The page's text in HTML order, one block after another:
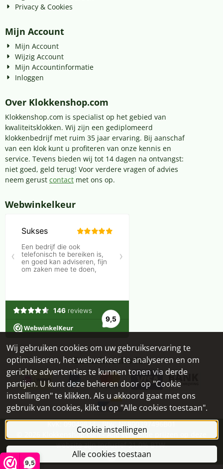
9,5
Privacy & Cookies
Mijn Account
Mijn Account
Wijzig Account
Mijn Accountinformatie
Inloggen
Over Klokkenshop.com
Klokkenshop.com is specialist op het gebied van
kwaliteitsklokken. Wij zijn een gediplomeerd
klokkenbedrijf met ruim 35 jaar ervaring. Bij aanschaf
van een klok kunt u profiteren van onze kennis en
service. Tevens bieden wij tot 14 dagen na ontvangst:
niet goed, geld terug! Voor verdere vragen of advies
neem gerust contact met ons op.
Webwinkelkeur
Betaalmethoden
KvK: 09049833 - Btw: NL800397496B01
Klokkenshop.com - Alle vermelde prijzen op deze
website zijn inclusief 21,0% BTW.
Wij gebruiken cookies om uw gebruikservaring te
optimaliseren, het webverkeer te analyseren en om
gerichte advertenties te kunnen tonen via derde
partijen. U kunt deze beheren door op "Cookie
instellingen" te klikken. Als u akkoord gaat met ons
gebruik van cookies, klikt u op "Alle cookies toestaan".
Cookie instellingen
Alle cookies toestaan